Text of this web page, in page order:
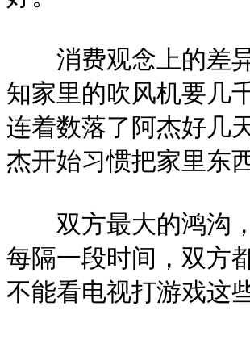
消费观念上的差异
知家里的吹风机要几
连着数落了阿杰好几
杰开始习惯把家里东
双方最大的鸿沟，
每隔一段时间，双方
不能看电视打游戏这